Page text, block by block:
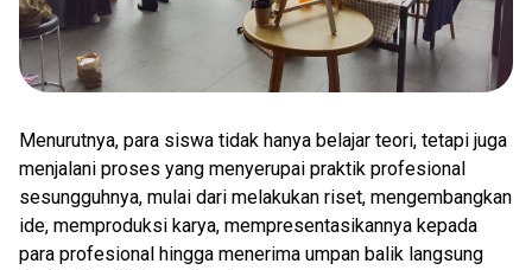
Menurutnya, para siswa tidak hanya belajar teori, tetapi juga
menjalani proses yang menyerupai praktik profesional
sesungguhnya, mulai dari melakukan riset, mengembangkan
ide, memproduksi karya, mempresentasikannya kepada
para profesional hingga menerima umpan balik langsung